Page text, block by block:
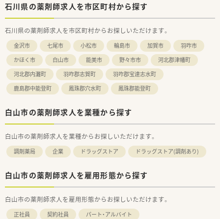
石川県の薬剤師求人を市区町村から探す
石川県の薬剤師求人を市区町村からお探しいただけます。
金沢市 七尾市 小松市 輪島市 加賀市
羽咋市
かほく市
白山市 能美市 野々市市
河北郡津幡町
河北郡内灘町
羽咋郡志賀町
羽咋郡宝達志水町
鹿島郡中能登町
鳳珠郡穴水町 鳳珠郡能登町
白山市の薬剤師求人を業種から探す
白山市の薬剤師求人を業種からお探しいただけます。
調剤薬局 企業 ドラッグストア ドラッグストア(調剤あり)
白山市の薬剤師求人を雇用形態から探す
白山市の薬剤師求人を雇用形態からお探しいただけます。
正社員 契約社員 パート・アルバイト